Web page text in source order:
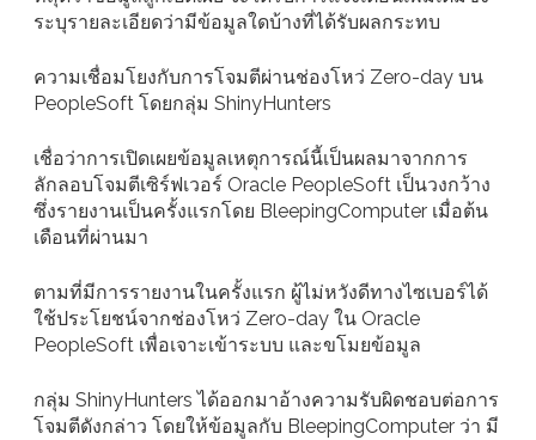
ระบุรายละเอียดว่ามีข้อมูลใดบ้างที่ได้รับผลกระทบ
ความเชื่อมโยงกับการโจมตีผ่านช่องโหว่ Zero-day บน
PeopleSoft โดยกลุ่ม ShinyHunters
เชื่อว่าการเปิดเผยข้อมูลเหตุการณ์นี้เป็นผลมาจากการ
ลักลอบโจมตีเซิร์ฟเวอร์ Oracle PeopleSoft เป็นวงกว้าง
ซึ่งรายงานเป็นครั้งแรกโดย BleepingComputer เมื่อต้น
เดือนที่ผ่านมา
ตามที่มีการรายงานในครั้งแรก ผู้ไม่หวังดีทางไซเบอร์ได้
ใช้ประโยชน์จากช่องโหว่ Zero-day ใน Oracle
PeopleSoft เพื่อเจาะเข้าระบบ และขโมยข้อมูล
กลุ่ม ShinyHunters ได้ออกมาอ้างความรับผิดชอบต่อการ
โจมตีดังกล่าว โดยให้ข้อมูลกับ BleepingComputer ว่า มี